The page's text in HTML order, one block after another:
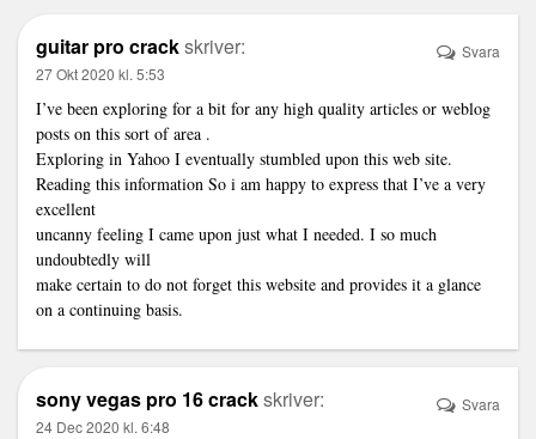
guitar pro crackskriver:
27 Okt 2020 kl. 5:53
I’ve been exploring for a bit for any high quality articles or weblog
posts on this sort of area .
Exploring in Yahoo I eventually stumbled upon this web site.
Reading this information So i am happy to express that I’ve a very
excellent
uncanny feeling I came upon just what I needed. I so much
undoubtedly will
make certain to do not forget this website and provides it a glance
on a continuing basis.
Svara
sony vegas pro 16 crackskriver:
24 Dec 2020 kl. 6:48
Svara